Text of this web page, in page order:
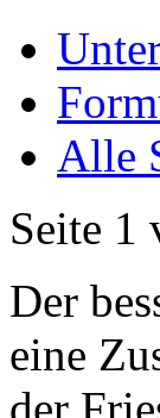
Alle
Seite 1
Der
eine